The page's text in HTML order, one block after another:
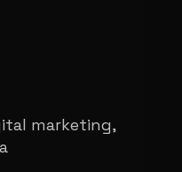
marketing,